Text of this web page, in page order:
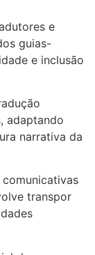
e
guias-
e inclusão
adaptando
narrativa da
transpor